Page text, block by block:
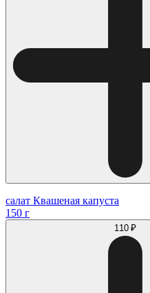
салат Квашеная капуста
150 г
110 ₽